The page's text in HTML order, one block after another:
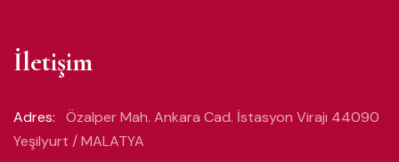
İletişim
Adres:
Özalper Mah. Ankara Cad. İstasyon Virajı 44090
Yeşilyurt / MALATYA